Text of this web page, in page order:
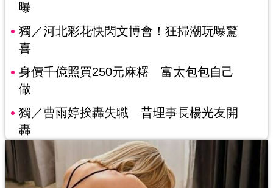
曝
獨／河北彩花快閃文博會！狂掃潮玩曝驚
喜
身價千億照買250元麻糬 富太包包自己
做
獨／曹雨婷挨轟失職 昔理事長楊光友開
轟